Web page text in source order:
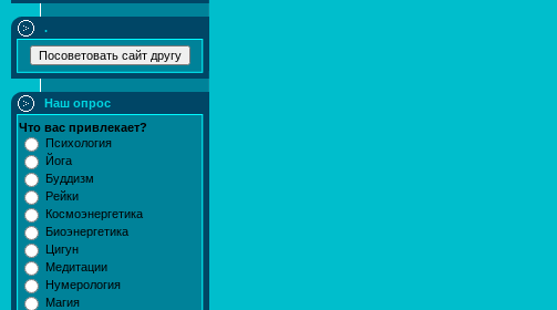
.
Наш опрос
Что вас привлекает?
Психология
Йога
Буддизм
Рейки
Космоэнергетика
Биоэнергетика
Цигун
Медитации
Нумерология
Магия